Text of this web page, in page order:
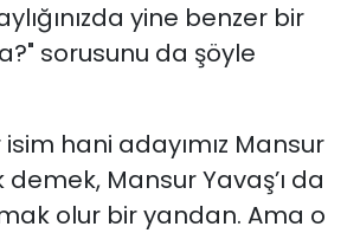
yine benzer bir
sorusunu da şöyle
hani adayımız Mansur
Mansur Yavaş’ı da
olur bir yandan. Ama o